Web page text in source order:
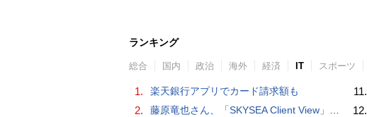
ランキング
総合 国内 政治 海外 経済 IT スポーツ
1. 楽天銀行アプリでカード請求額も
2. 藤原竜也さん、「SKYSEA Client View」新CMで「AI労務改善」をアピール 働き方をAIが分析したら「すぐに休んで」と言われる？
11.
12.